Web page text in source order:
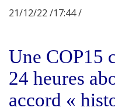
21/12/22 /17:44 /
Une COP15
24 heures
accord «